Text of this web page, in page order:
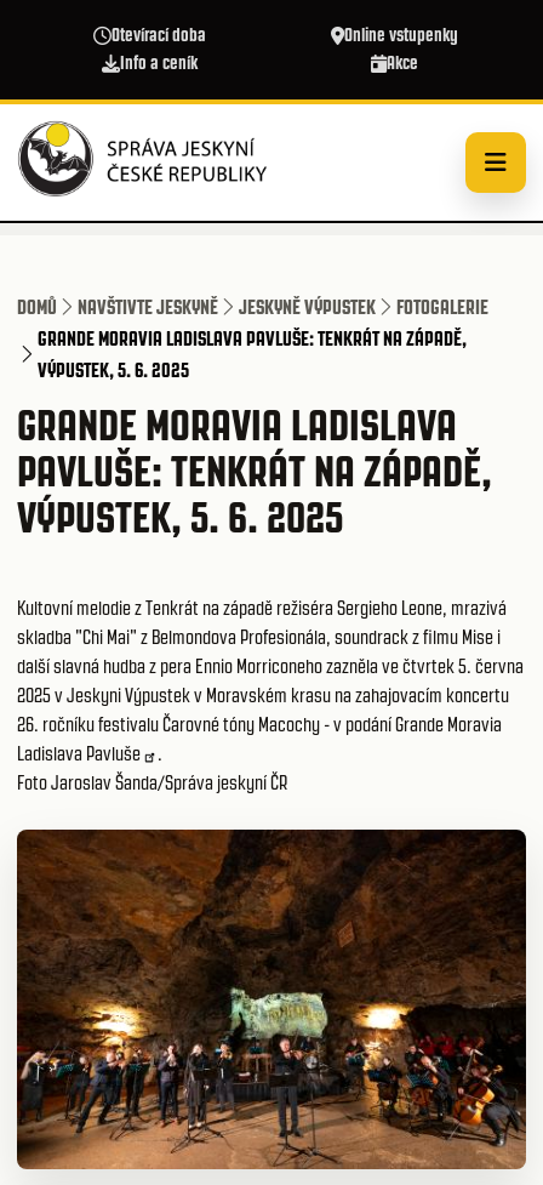
Otevírací doba
Online vstupenky
Info a ceník
Akce
DOMŮ NAVŠTIVTE JESKYNĚ JESKYNĚ VÝPUSTEK
FOTOGALERIE
GRANDE MORAVIA LADISLAVA PAVLUŠE: TENKRÁT NA ZÁPADĚ,
VÝPUSTEK, 5. 6. 2025
GRANDE MORAVIA LADISLAVA
PAVLUŠE: TENKRÁT NA ZÁPADĚ,
VÝPUSTEK, 5. 6. 2025
Kultovní melodie z Tenkrát na západě režiséra Sergieho Leone, mrazivá
skladba "Chi Mai" z Belmondova Profesionála, soundrack z filmu Mise i
další slavná hudba z pera Ennio Morriconeho zazněla ve čtvrtek 5. června
2025 v Jeskyni Výpustek v Moravském krasu na zahajovacím koncertu
26. ročníku festivalu Čarovné tóny Macochy - v podáníGrande Moravia
Ladislava Pavluše
.
Foto Jaroslav Šanda/Správa jeskyní ČR